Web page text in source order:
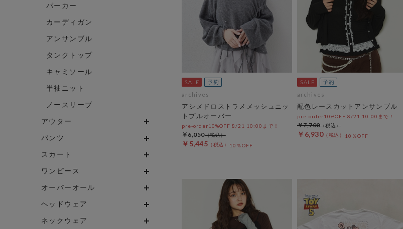
パーカー
カーディガン
アンサンブル
タンクトップ
キャミソール
半袖ニット
ノースリーブ
アウター
パンツ
スカート
ワンピース
オーバーオール
ヘッドウェア
ネックウェア
archives
アシメドロストラメメッシュニッ
トプルオーバー
pre-order10%OFF 8/21 10:00まで！
￥5,445 10％OFF
￥6,050
archives
配色レースカットアンサンブル
pre-order10%OFF 8/21 10:00まで！
￥6,930 10％OFF
￥7,700